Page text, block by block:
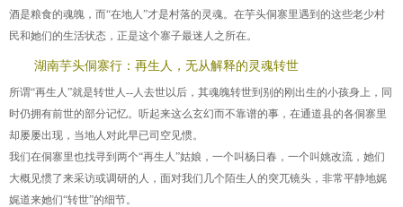
酒是粮食的魂魄，而“在地人”才是村落的灵魂。在芋头侗寨里遇到的这些老少村
民和她们的生活状态，正是这个寨子最迷人之所在。
湖南芋头侗寨行：再生人，无从解释的灵魂转世
所谓“再生人”就是转世人--人去世以后，其魂魄转世到别的刚出生的小孩身上，同
时仍拥有前世的部分记忆。听起来这么玄幻而不靠谱的事，在通道县的各侗寨里
却屡屡出现，当地人对此早已司空见惯。
我们在侗寨里也找寻到两个“再生人”姑娘，一个叫杨日春，一个叫姚改流，她们
大概见惯了来采访或调研的人，面对我们几个陌生人的突兀镜头，非常平静地娓
娓道来她们“转世”的细节。